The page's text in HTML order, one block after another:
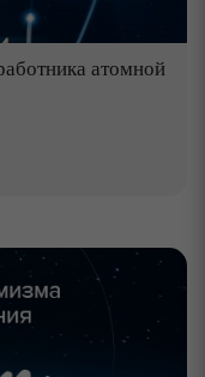
атомной